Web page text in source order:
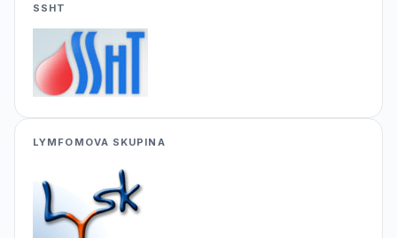
SSHT
LYMFOMOVA SKUPINA